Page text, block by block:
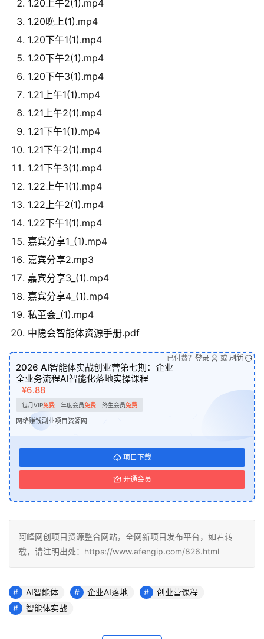
1.20上午2(1).mp4
1.20晚上(1).mp4
1.20下午1(1).mp4
1.20下午2(1).mp4
1.20下午3(1).mp4
1.21上午1(1).mp4
1.21上午2(1).mp4
1.21下午1(1).mp4
1.21下午2(1).mp4
1.21下午3(1).mp4
1.22上午1(1).mp4
1.22上午2(1).mp4
1.22下午1(1).mp4
嘉宾分享1_(1).mp4
嘉宾分享2.mp3
嘉宾分享3_(1).mp4
嘉宾分享4_(1).mp4
私董会_(1).mp4
中隐会智能体资源手册.pdf
2026 AI智能体实战创业营第七期：企业
全业务流程AI智能化落地实操课程
¥6.88
包月VIP免费 年度会员免费 终生会员免费
网络赚钱副业项目资源网
项目下载
开通会员
已付费？ 登录 或 刷新
阿峰网创项目资源整合网站，全网新项目发布平台，如若转
载，请注明出处：https://www.afengip.com/826.html
AI智能体 企业AI落地
创业营课程
智能体实战